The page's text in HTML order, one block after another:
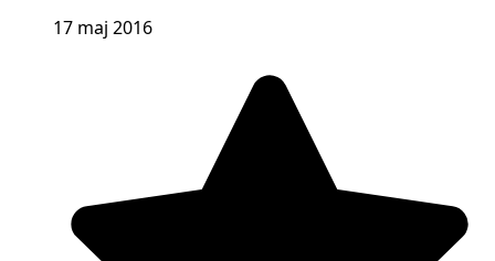
17 maj 2016